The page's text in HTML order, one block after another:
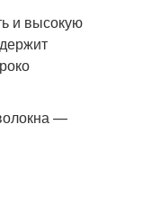
и высокую
—